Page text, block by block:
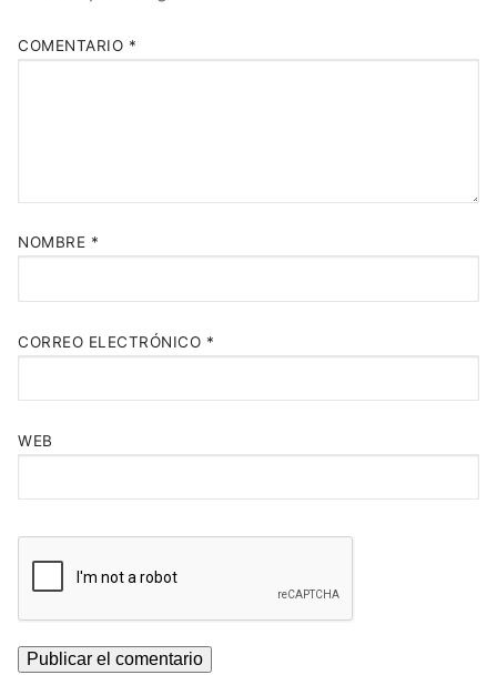
COMENTARIO *
NOMBRE *
CORREO ELECTRÓNICO *
WEB